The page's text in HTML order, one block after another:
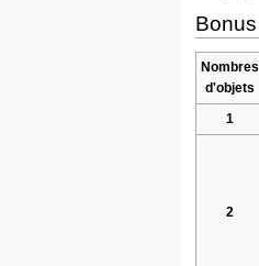
Bonus
Nombres
d'objets
1
2